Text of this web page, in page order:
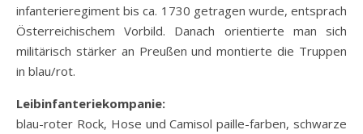
infanterieregiment bis ca. 1730 getragen wurde, entsprach
Österreichischem Vorbild. Danach orientierte man sich
militärisch stärker an Preußen und montierte die Truppen
in blau/rot.
Leibinfanteriekompanie:
blau-roter Rock, Hose und Camisol paille-farben, schwarze